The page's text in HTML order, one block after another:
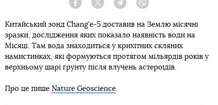
Facebook Twitter Telegram
Китайський зонд Chang’e-5 доставив на Землю місячні
зразки, дослідження яких показало наявність води на
Місяці. Там вода знаходиться у крихітних скляних
намистинках, які формуються протягом мільярдів років у
верхньому шарі ґрунту після влучень астероїдів.
Про це пише Nature Geoscience.